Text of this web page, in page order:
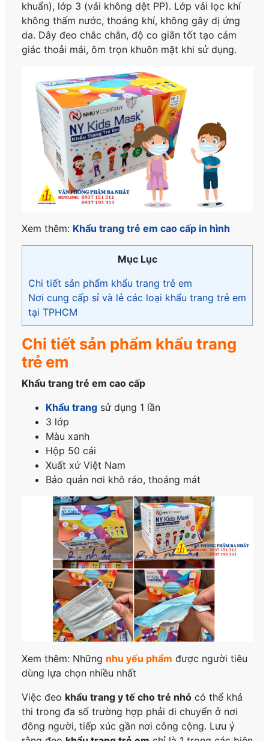
khuẩn), lớp 3 (vải không dệt PP). Lớp vải lọc khí
không thấm nước, thoáng khí, không gây dị ứng
da. Dây đeo chắc chắn, độ co giãn tốt tạo cảm
giác thoải mái, ôm trọn khuôn mặt khi sử dụng.
Xem thêm: Khẩu trang trẻ em cao cấp in hình
Mục Lục
Chi tiết sản phẩm khẩu trang trẻ em
Nơi cung cấp sỉ và lẻ các loại khẩu trang trẻ em
tại TPHCM
Chi tiết sản phẩm khẩu trang
trẻ em
Khẩu trang trẻ em cao cấp
Khẩu trang sử dụng 1 lần
3 lớp
Màu xanh
Hộp 50 cái
Xuất xứ Việt Nam
Bảo quản nơi khô ráo, thoáng mát
Xem thêm: Những nhu yếu phẩm được người tiêu
dùng lựa chọn nhiều nhất
Việc đeo khẩu trang y tế cho trẻ nhỏ có thể khả
thi trong đa số trường hợp phải di chuyển ở nơi
đông người, tiếp xúc gần nơi công cộng. Lưu ý